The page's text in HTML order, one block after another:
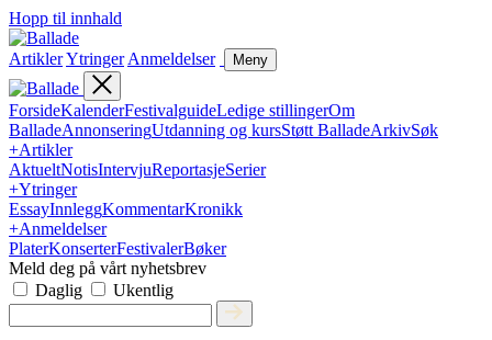
Hopp til innhald
ArtiklerYtringer Anmeldelser Meny
ForsideKalenderFestivalguideLedige stillingerOm
BalladeAnnonseringUtdanning og kursStøtt BalladeArkivSøk
+Artikler
AktueltNotisIntervjuReportasjeSerier
+Ytringer
EssayInnleggKommentarKronikk
+Anmeldelser
PlaterKonserterFestivalerBøker
Meld deg på vårt nyhetsbrev
Daglig
Ukentlig